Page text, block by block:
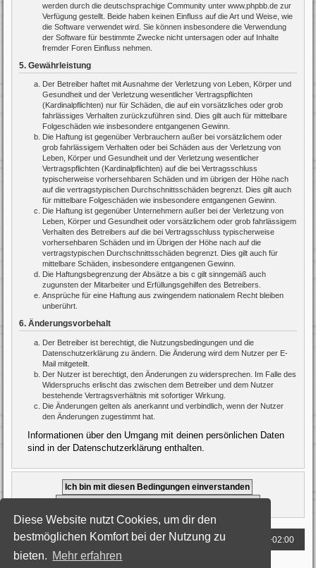
Diese Website nutzt Cookies, um dir den
bestmöglichen Komfort bei der Nutzung zu
bieten. Mehr erfahren
werden durch die deutschsprachige Community unter www.phpbb.de zur
Verfügung gestellt. Beide haben keinen Einfluss auf die Art und Weise, wie
die Software verwendet wird. Sie können insbesondere die Verwendung
der Software für bestimmte Zwecke nicht untersagen oder auf Inhalte
fremder Foren Einfluss nehmen.
5. Gewährleistung
Der Betreiber haftet mit Ausnahme der Verletzung von Leben, Körper und
Gesundheit und der Verletzung wesentlicher Vertragspflichten
(Kardinalpflichten) nur für Schäden, die auf ein vorsätzliches oder grob
fahrlässiges Verhalten zurückzuführen sind. Dies gilt auch für mittelbare
Folgeschäden wie insbesondere entgangenen Gewinn.
Die Haftung ist gegenüber Verbrauchern außer bei vorsätzlichem oder
grob fahrlässigem Verhalten oder bei Schäden aus der Verletzung von
Leben, Körper und Gesundheit und der Verletzung wesentlicher
Vertragspflichten (Kardinalpflichten) auf die bei Vertragsschluss
typischerweise vorhersehbaren Schäden und im übrigen der Höhe nach
auf die vertragstypischen Durchschnittsschäden begrenzt. Dies gilt auch
für mittelbare Folgeschäden wie insbesondere entgangenen Gewinn.
Die Haftung ist gegenüber Unternehmern außer bei der Verletzung von
Leben, Körper und Gesundheit oder vorsätzlichem oder grob fahrlässigem
Verhalten des Betreibers auf die bei Vertragsschluss typischerweise
vorhersehbaren Schäden und im Übrigen der Höhe nach auf die
vertragstypischen Durchschnittsschäden begrenzt. Dies gilt auch für
mittelbare Schäden, insbesondere entgangenen Gewinn.
Die Haftungsbegrenzung der Absätze a bis c gilt sinngemäß auch
zugunsten der Mitarbeiter und Erfüllungsgehilfen des Betreibers.
Ansprüche für eine Haftung aus zwingendem nationalem Recht bleiben
unberührt.
6. Änderungsvorbehalt
Der Betreiber ist berechtigt, die Nutzungsbedingungen und die
Datenschutzerklärung zu ändern. Die Änderung wird dem Nutzer per E-
Mail mitgeteilt.
Der Nutzer ist berechtigt, den Änderungen zu widersprechen. Im Falle des
Widerspruchs erlischt das zwischen dem Betreiber und dem Nutzer
bestehende Vertragsverhältnis mit sofortiger Wirkung.
Die Änderungen gelten als anerkannt und verbindlich, wenn der Nutzer
den Änderungen zugestimmt hat.
Informationen über den Umgang mit deinen persönlichen Daten
sind in der Datenschutzerklärung enthalten.
Foren-Übersicht Alle Zeiten sind UTC+02:00
Powered byphpBB® Forum Software © phpBB Limited